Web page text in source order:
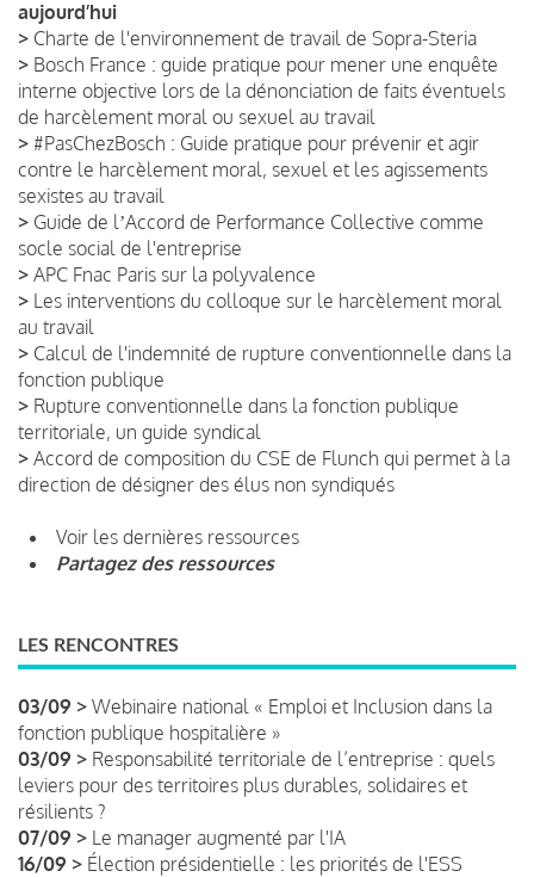
aujourd’hui
> Charte de l'environnement de travail de Sopra-Steria
> Bosch France : guide pratique pour mener une enquête
interne objective lors de la dénonciation de faits éventuels
de harcèlement moral ou sexuel au travail
> #PasChezBosch : Guide pratique pour prévenir et agir
contre le harcèlement moral, sexuel et les agissements
sexistes au travail
> Guide de lʼAccord de Performance Collective comme
socle social de l'entreprise
> APC Fnac Paris sur la polyvalence
> Les interventions du colloque sur le harcèlement moral
au travail
> Calcul de l'indemnité de rupture conventionnelle dans la
fonction publique
> Rupture conventionnelle dans la fonction publique
territoriale, un guide syndical
> Accord de composition du CSE de Flunch qui permet à la
direction de désigner des élus non syndiqués
Voir les dernières ressources
Partagez des ressources
LES RENCONTRES
03/09 > Webinaire national « Emploi et Inclusion dans la
fonction publique hospitalière »
03/09 > Responsabilité territoriale de l’entreprise : quels
leviers pour des territoires plus durables, solidaires et
résilients ?
07/09 > Le manager augmenté par l'IA
16/09 > Élection présidentielle : les priorités de l'ESS